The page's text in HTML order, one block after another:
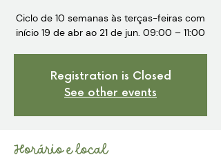
Ciclo de 10 semanas às terças-feiras com
início 19 de abr ao 21 de jun. 09:00 – 11:00
Registration is Closed
See other events
Horário e local